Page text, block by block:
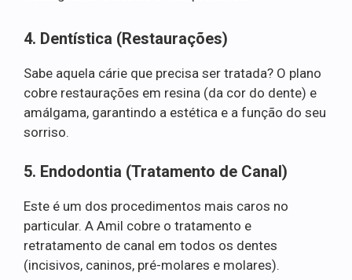
4. Dentística (Restaurações)
Sabe aquela cárie que precisa ser tratada? O plano
cobre restaurações em resina (da cor do dente) e
amálgama, garantindo a estética e a função do seu
sorriso.
5. Endodontia (Tratamento de Canal)
Este é um dos procedimentos mais caros no
particular. A Amil cobre o tratamento e
retratamento de canal em todos os dentes
(incisivos, caninos, pré-molares e molares).